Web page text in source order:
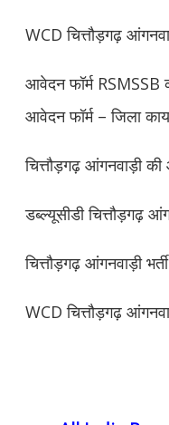
WCD चित्तौड़गढ़
आवेदन फॉर्म
आवेदन फॉर्म – जिला
चित्तौड़गढ़ आंगनवाड़ी
डब्ल्यूसीडी
चित्तौड़गढ़ आंगनवाड़ी
WCD चित्तौड़गढ़